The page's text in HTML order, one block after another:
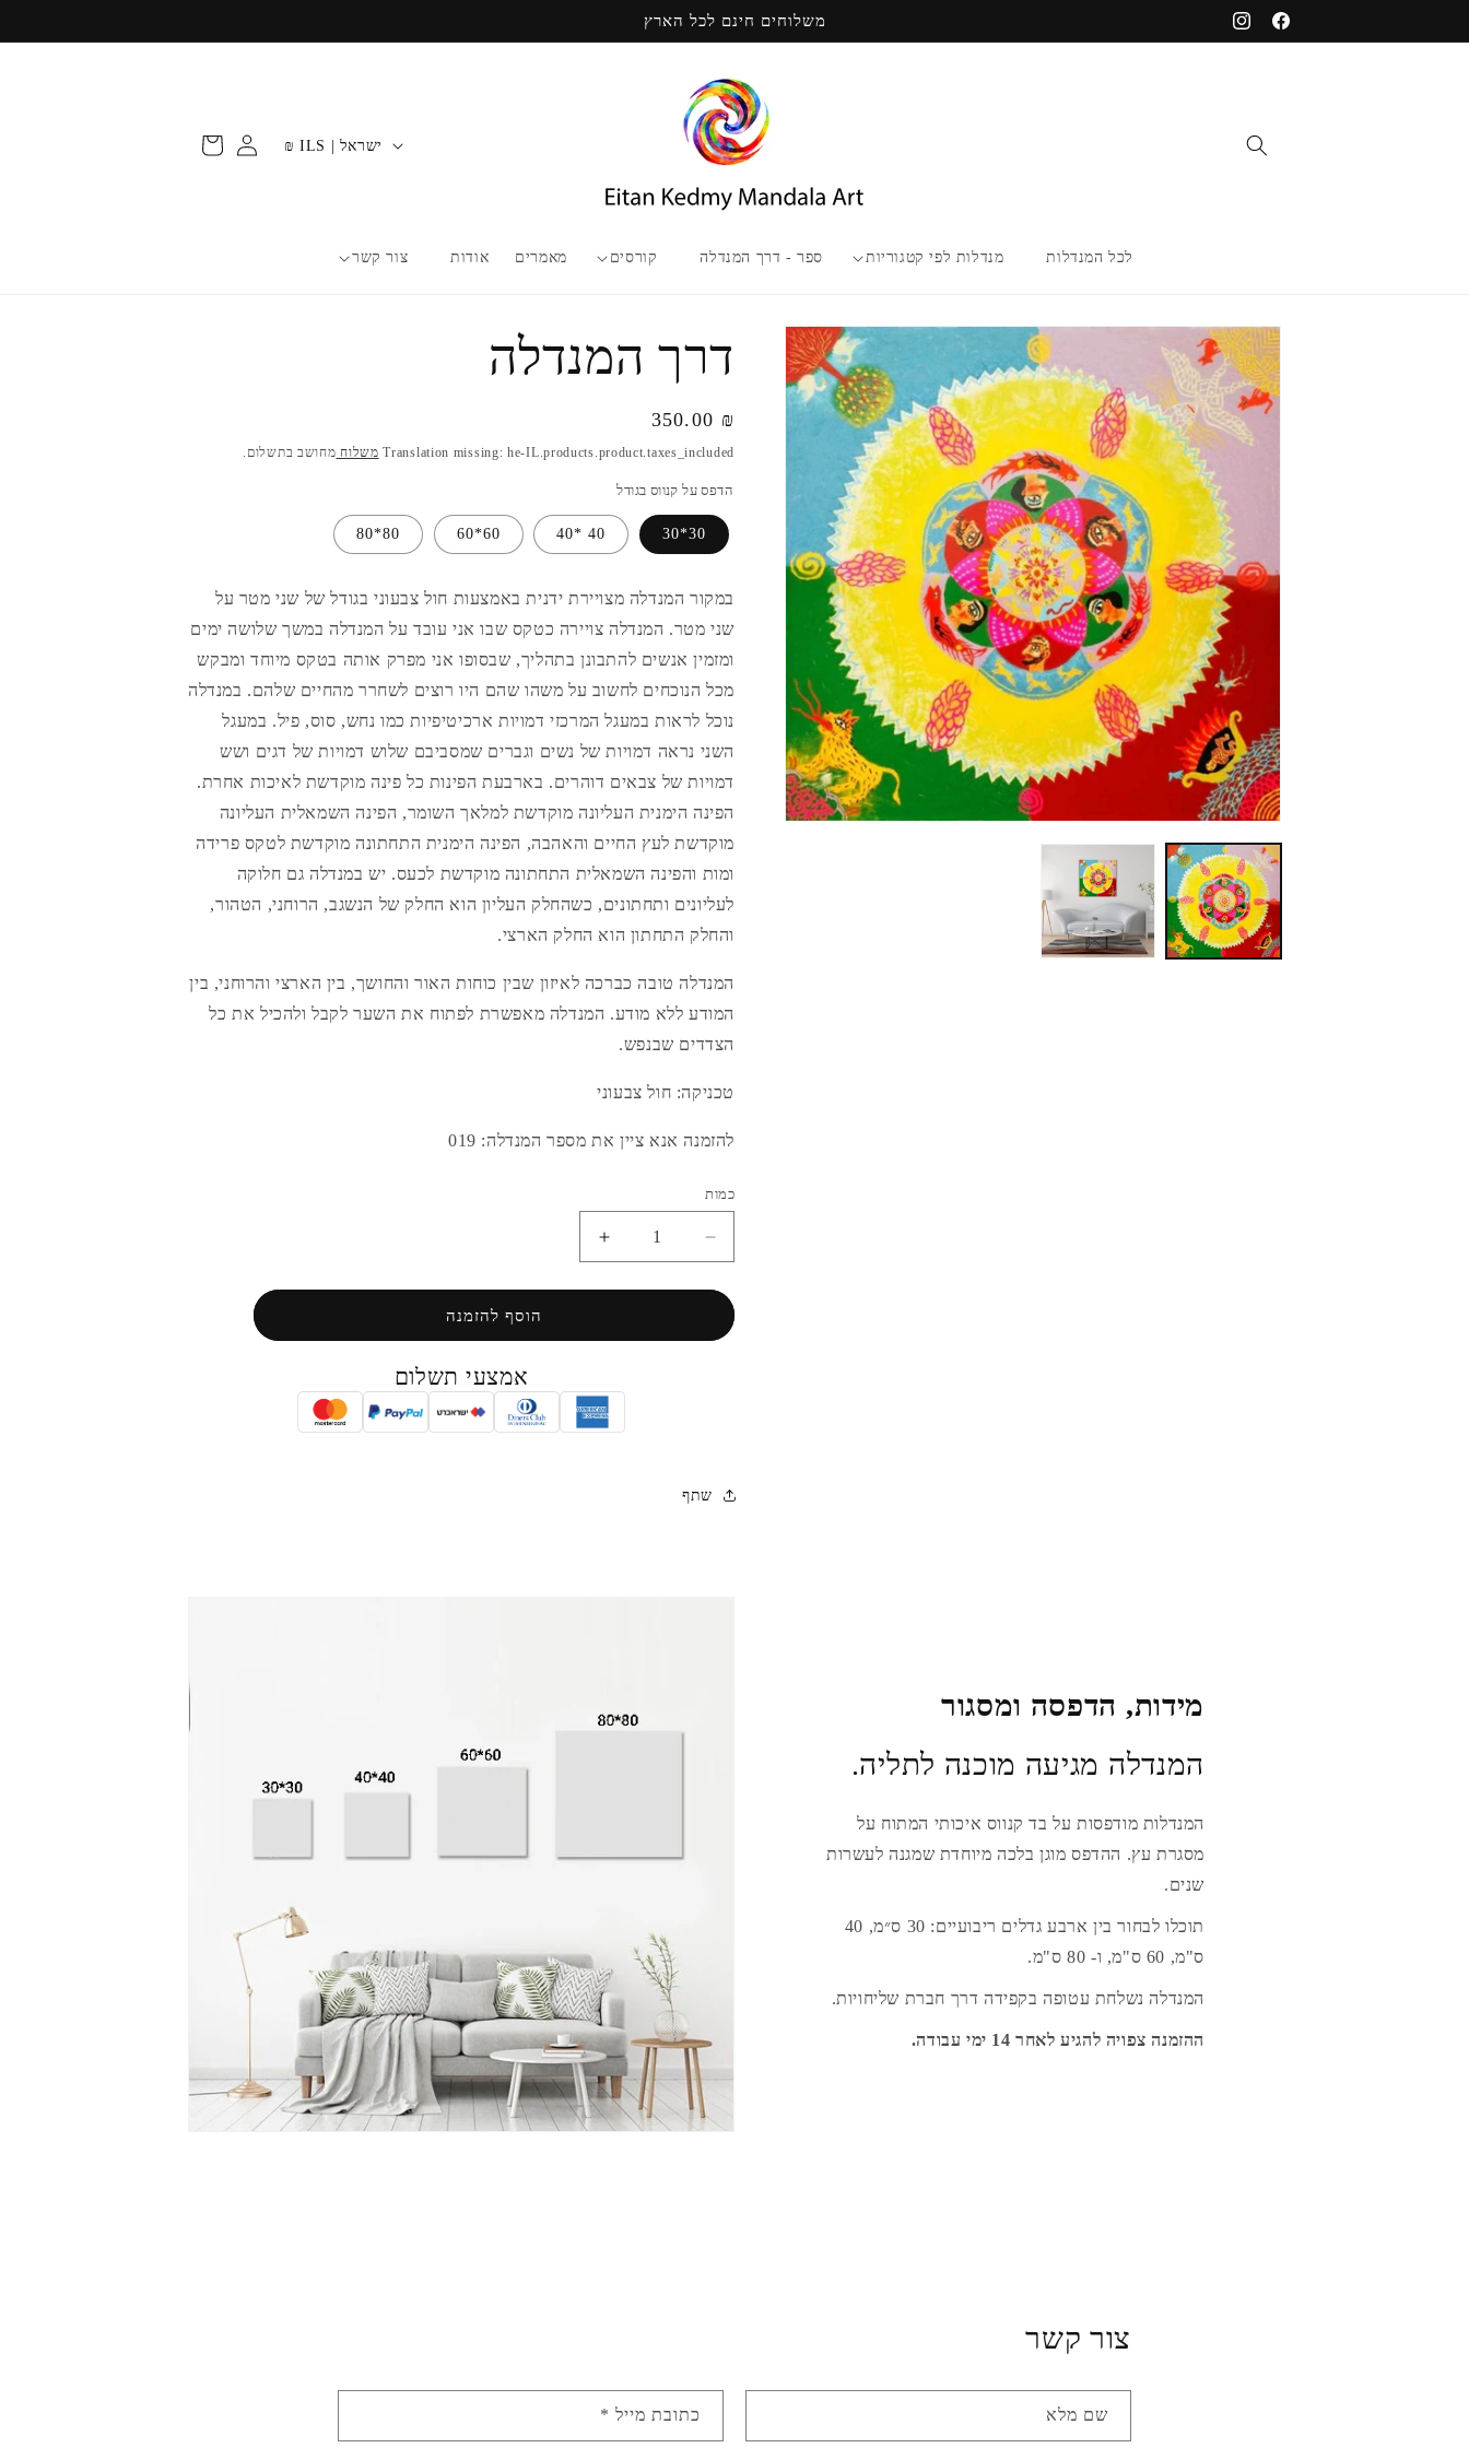
Facebook
Instagram
משלוחים חינם לכל הארץ
לכל המנדלות מנדלות לפי קטגוריות ספר - דרך המנדלה קורסים מאמרים אודות צור קשר
מ
נ
ישראל | ILS ₪ התחברות
קניות
דילוג
למידע
מוצר
דרך המנדלה
מחיר
רגיל
₪ 350.00
Translation missing: he-IL.products.product.taxes_included משלוח מחושב בתשלום.
הדפס על קנווס בגודל
30*30
40 *40
60*60
80*80
במקור המנדלה מצויירת ידנית באמצעות חול צבעוני בגודל של שני מטר על
שני מטר. המנדלה צויירה כטקס שבו אני עובד על המנדלה במשך שלושה ימים
ומזמין אנשים להתבונן בתהליך, שבסופו אני מפרק אותה בטקס מיוחד ומבקש
מכל הנוכחים לחשוב על משהו שהם היו רוצים לשחרר מהחיים שלהם. במנדלה
נוכל לראות במעגל המרכזי דמויות ארכיטיפיות כמו נחש, סוס, פיל. במעגל
השני נראה דמויות של נשים וגברים שמסביבם שלוש דמויות של דגים ושש
דמויות של צבאים דוהרים. בארבעת הפינות כל פינה מוקדשת לאיכות אחרת.
הפינה הימנית העליונה מוקדשת למלאך השומר, הפינה השמאלית העליונה
מוקדשת לעץ החיים והאהבה, הפינה הימנית התחתונה מוקדשת לטקס פרידה
ומות והפינה השמאלית התחתונה מוקדשת לכעס. יש במנדלה גם חלוקה
לעליונים ותחתונים, כשהחלק העליון הוא החלק של הנשגב, הרוחני, הטהור,
והחלק התחתון הוא החלק הארצי.
המנדלה טובה כברכה לאיזון שבין כוחות האור והחושך, בין הארצי והרוחני, בין
המודע ללא מודע. המנדלה מאפשרת לפתוח את השער לקבל ולהכיל את כל
הצדדים שבנפש.
טכניקה: חול צבעוני
להזמנה אנא ציין את מספר המנדלה: 019
כמות
הפחתת
כמות
לדרך
הגדלת
כמות
לדרך
המנדלההוסף להזמנה
אמצעי תשלום
שתף
מידות, הדפסה ומסגור
המנדלה מגיעה מוכנה לתליה.
המנדלות מודפסות על בד קנווס איכותי המתוח על
מסגרת עץ. ההדפס מוגן בלכה מיוחדת שמגנה לעשרות
שנים.
תוכלו לבחור בין ארבע גדלים ריבועיים: 30 ס״מ, 40
ס"מ, 60 ס"מ, ו- 80 ס"מ.
המנדלה נשלחת עטופה בקפידה דרך חברת שליחויות.
ההזמנה צפויה להגיע לאחר 14 ימי עבודה.
צור קשר
שם מלא כתובת מייל *